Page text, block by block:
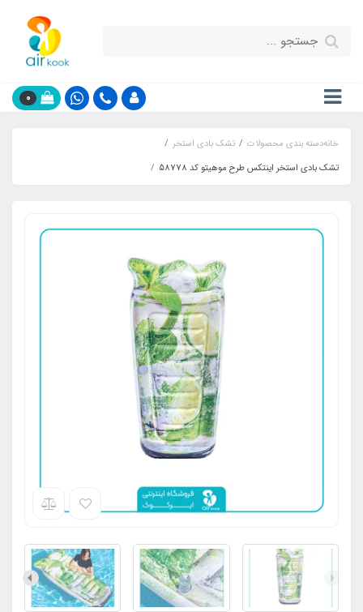
0
خانهدسته بندی محصولات
تشک بادی استخر
تشک بادی استخر اینتکس طرح موهیتو کد 58778